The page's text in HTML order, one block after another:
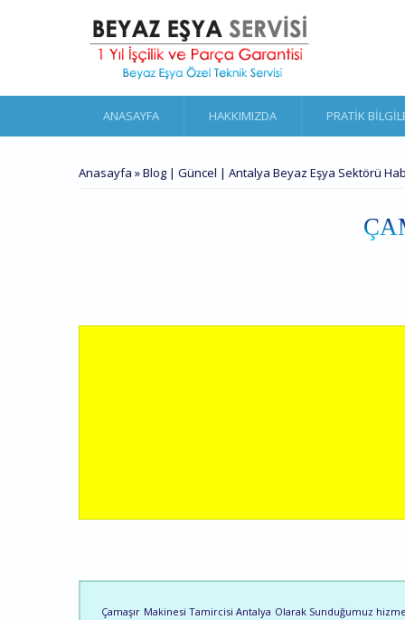
ANASAYFA HAKKIMIZDA PRATIK
BURADASINIZ
Anasayfa »Blog | Güncel | Antalya Beyaz Eşya Sektörü
Çamaşır Makinesi Tamircisi Antalya Olarak Sunduğumuz